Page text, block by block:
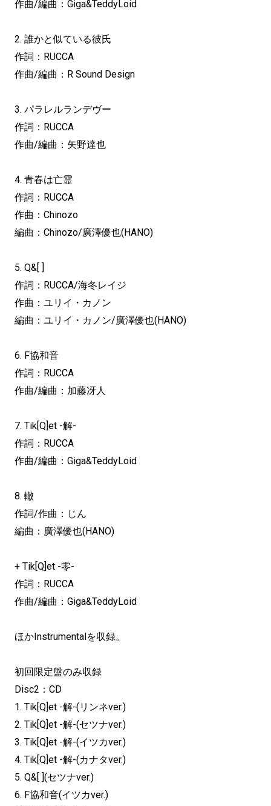
作曲/編曲：Giga&TeddyLoid
2. 誰かと似ている彼氏
作詞：RUCCA
作曲/編曲：R Sound Design
3. パラレルランデヴー
作詞：RUCCA
作曲/編曲：矢野達也
4. 青春は亡霊
作詞：RUCCA
作曲：Chinozo
編曲：Chinozo/廣澤優也(HANO)
5. Q&[ ]
作詞：RUCCA/海冬レイジ
作曲：ユリイ・カノン
編曲：ユリイ・カノン/廣澤優也(HANO)
6. F協和音
作詞：RUCCA
作曲/編曲：加藤冴人
7. Tik[Q]et -解-
作詞：RUCCA
作曲/編曲：Giga&TeddyLoid
8. 轍
作詞/作曲：じん
編曲：廣澤優也(HANO)
+ Tik[Q]et -零-
作詞：RUCCA
作曲/編曲：Giga&TeddyLoid
ほかInstrumentalを収録。
初回限定盤のみ収録
Disc2：CD
1. Tik[Q]et -解-(リンネver.)
2. Tik[Q]et -解-(セツナver.)
3. Tik[Q]et -解-(イツカver.)
4. Tik[Q]et -解-(カナタver.)
5. Q&[ ](セツナver.)
6. F協和音(イツカver.)